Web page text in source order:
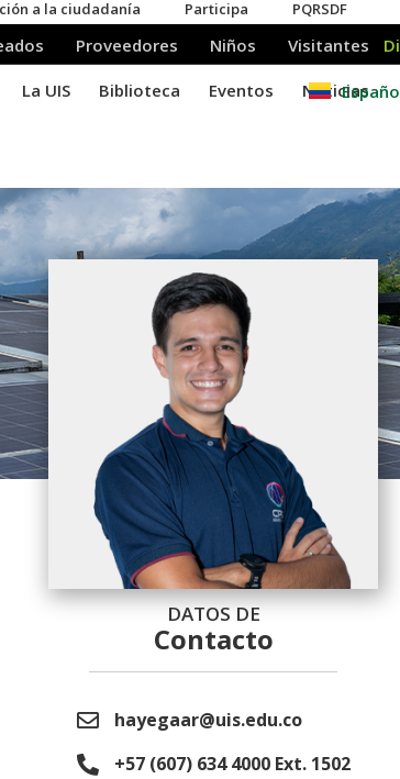
DATOS DE
Contacto
hayegaar@uis.edu.co
+57 (607) 634 4000 Ext. 1502